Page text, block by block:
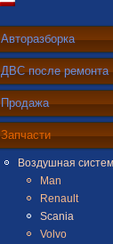
Авторазборка
ДВС после ремонта
Продажа
Запчасти
Воздушная
Man
Renault
Scania
Volvo